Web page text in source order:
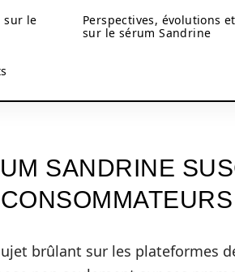
sur le
Perspectives, évolutions
sur le sérum Sandrine
SANDRINE
brûlant sur les plateformes